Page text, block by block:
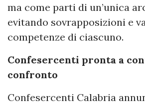
ma come parti di un’unica
evitando sovrapposizioni e
competenze di ciascuno.
Confesercenti pronta a
confronto
Confesercenti Calabria